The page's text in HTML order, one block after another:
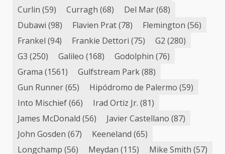
Curlin (59) Curragh (68) Del Mar(68)
Dubawi (98) Flavien Prat(78) Flemington (56)
Frankel (94) Frankie Dettori (75) G2 (280)
G3 (250) Galileo (168) Godolphin (76)
Grama (1561) Gulfstream Park(88)
Gun Runner(65) Hipódromo de Palermo (59)
Into Mischief(66) Irad Ortiz Jr. (81)
James McDonald (56) Javier Castellano (87)
John Gosden (67) Keeneland (65)
Longchamp (56) Meydan (115) Mike Smith (57)